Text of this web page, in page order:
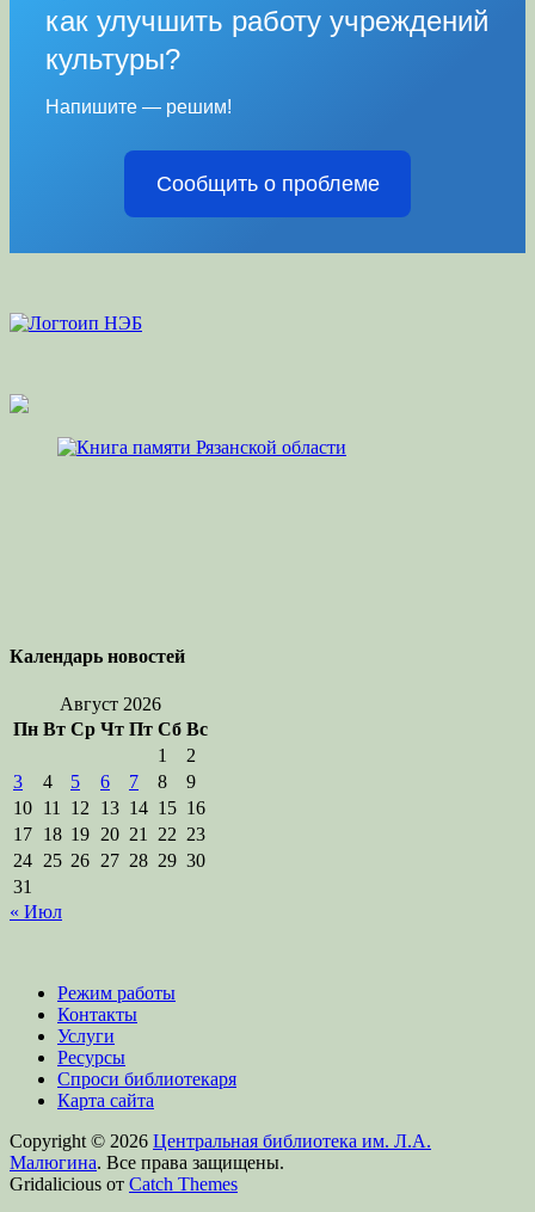
как улучшить работу учреждений
культуры?
Напишите — решим!
Сообщить о проблеме
Календарь новостей
Август 2026
Пн Вт Ср Чт Пт Сб Вс
1
2
3
4 5 6 7 8
9
10 11 12 13 14 15 16
17 18 19 20 21 22 23
24 25 26 27 28 29 30
31
« Июл
Режим работы
Контакты
Услуги
Ресурсы
Спроси библиотекаря
Карта сайта
Copyright © 2026 Центральная библиотека им. Л.А.
Малюгина. Все права защищены.
Gridalicious от Catch Themes